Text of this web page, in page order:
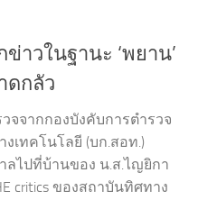
าวในฐานะ ‘พยาน’
ดกลัว
จจากกองบังคับการตำรวจ
เทคโนโลยี (บก.สอท.)
ลไปที่บ้านของ น.ส.ไญยิกา
critics ของสถาบันทิศทาง